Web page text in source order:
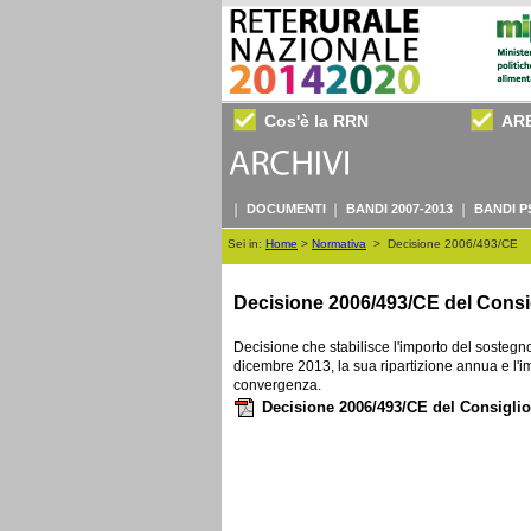
Cos'è la RRN
DOCUMENTI BANDI 2007-2013 BANDI
Sei in: Home > Normativa > Decisione 2006/493/CE
Decisione 2006/493/CE del
Decisione che stabilisce l'importo del
dicembre 2013, la sua ripartizione annua e
convergenza.
Decisione 2006/493/CE del Consiglio